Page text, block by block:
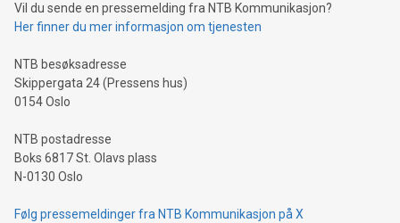
Vil du sende en pressemelding fra NTB Kommunikasjon?
Her finner du mer informasjon om tjenesten
NTB besøksadresse
Skippergata 24 (Pressens hus)
0154 Oslo
NTB postadresse
Boks 6817 St. Olavs plass
N-0130 Oslo
Følg pressemeldinger fra NTB Kommunikasjon på X